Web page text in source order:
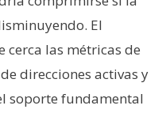
El
cerca las métricas de
direcciones activas y
soporte fundamental